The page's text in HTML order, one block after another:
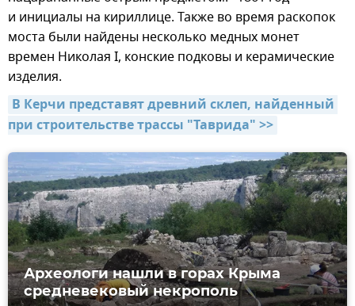
и инициалы на кириллице. Также во время раскопок
моста были найдены несколько медных монет
времен Николая I, конские подковы и керамические
изделия.
В Керчи представят древний склеп, найденный
при строительстве трассы "Таврида" >>
Археологи нашли в горах Крыма
средневековый некрополь